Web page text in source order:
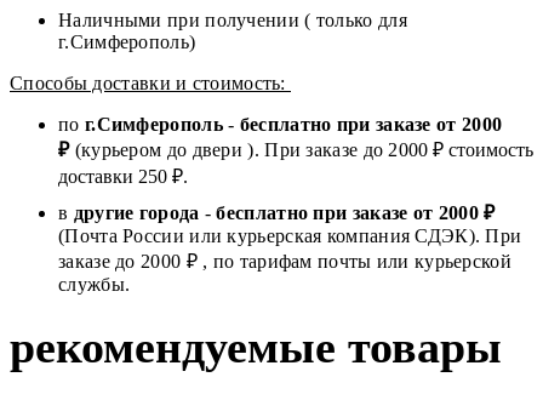
Наличными при получении ( только для
г.Симферополь)
Способы доставки и стоимость:
по г.Симферополь- бесплатно при заказе от 2000
₽(курьером до двери ). При заказе до 2000 ₽ стоимость
доставки 250 ₽.
в другие города -бесплатно при заказе от 2000 ₽
(Почта России или курьерская компания СДЭК). При
заказе до 2000 ₽ , по тарифам почты или курьерской
службы.
рекомендуемые товары